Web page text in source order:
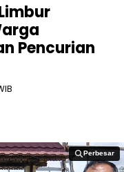
Pencurian
Perbesar
Perbesar